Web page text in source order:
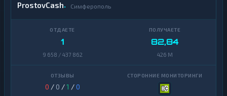
ProstovCash Симферополь
1
9 658 / 437 862
82,84
426 M
0 / 0 /1 /0